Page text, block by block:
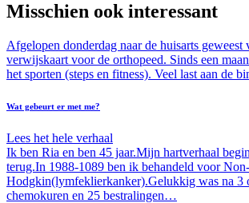
Misschien ook interessant
Afgelopen donderdag naar de huisarts geweest
verwijskaart voor de orthopeed. Sinds een
het sporten (steps en fitness). Veel last aan de
Wat gebeurt er met me?
Lees het hele verhaal
Ik ben Ria en ben 45 jaar.Mijn hartverhaal
terug.In 1988-1089 ben ik behandeld voor Non-
Hodgkin(lymfeklierkanker).Gelukkig was na 3
chemokuren en 25 bestralingen…